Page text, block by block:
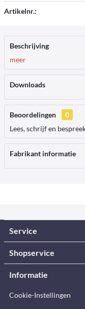
Artikelnr.:
Beschrijving
meer
Downloads
Beoordelingen
0
Lees, schrijf en
Fabrikant informatie
Service
Shopservice
Informatie
Cookie-Instellingen